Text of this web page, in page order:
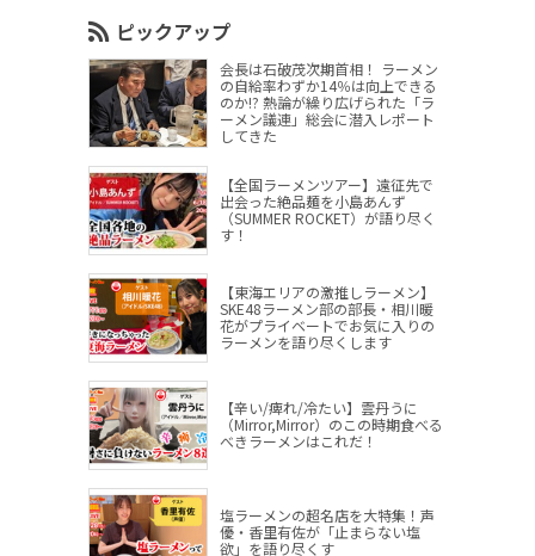
ピックアップ
会長は石破茂次期首相！ ラーメン
の自給率わずか14％は向上できる
のか!? 熱論が繰り広げられた「ラ
ーメン議連」総会に潜入レポート
してきた
【全国ラーメンツアー】遠征先で
出会った絶品麺を小島あんず
（SUMMER ROCKET）が語り尽く
す！
【東海エリアの激推しラーメン】
SKE48ラーメン部の部長・相川暖
花がプライベートでお気に入りの
ラーメンを語り尽くします
【辛い/痺れ/冷たい】雲丹うに
（Mirror,Mirror）のこの時期食べる
べきラーメンはこれだ！
塩ラーメンの超名店を大特集！声
優・香里有佐が「止まらない塩
欲」を語り尽くす